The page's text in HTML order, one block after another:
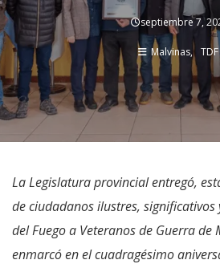
septiembre 7,
Malvinas TDF
La Legislatura provincial entregó,
de ciudadanos ilustres,
del Fuego a Veteranos de Guerra de
enmarcó en el cuadragésimo